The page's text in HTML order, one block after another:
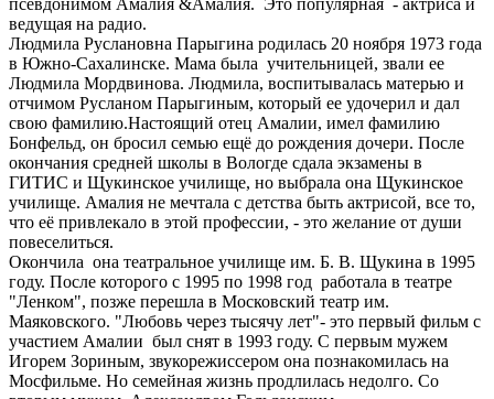
псевдонимом Амалия &Амалия. Это популярная - актриса и
ведущая на радио.
Людмила Руслановна Парыгина родилась 20 ноября 1973 года
в Южно-Сахалинске. Мама была учительницей, звали ее
Людмила Мордвинова. Людмила, воспитывалась матерью и
отчимом Русланом Парыгиным, который ее удочерил и дал
свою фамилию.Настоящий отец Амалии, имел фамилию
Бонфельд, он бросил семью ещё до рождения дочери. После
окончания средней школы в Вологде сдала экзамены в
ГИТИС и Щукинское училище, но выбрала она Щукинское
училище. Амалия не мечтала с детства быть актрисой, все то,
что её привлекало в этой профессии, - это желание от души
повеселиться.
Окончила она театральное училище им. Б. В. Щукина в 1995
году. После которого с 1995 по 1998 год работала в театре
"Ленком", позже перешла в Московский театр им.
Маяковского. "Любовь через тысячу лет"- это первый фильм с
участием Амалии был снят в 1993 году. С первым мужем
Игорем Зориным, звукорежиссером она познакомилась на
Мосфильме. Но семейная жизнь продлилась недолго. Со